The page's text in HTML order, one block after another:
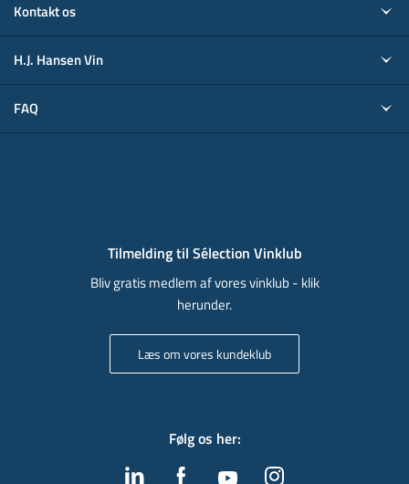
Kontakt os
H.J. Hansen Vin
FAQ
Tilmelding til Sélection Vinklub
Bliv gratis medlem af vores vinklub - klik
herunder.
Læs om vores kundeklub
Følg os her: